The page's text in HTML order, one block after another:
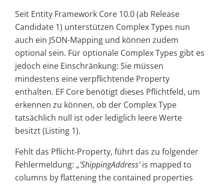
Seit Entity Framework Core 10.0 (ab Release
Candidate 1) unterstützen Complex Types nun
auch ein JSON-Mapping und können zudem
optional sein. Für optionale Complex Types gibt es
jedoch eine Einschränkung: Sie müssen
mindestens eine verpflichtende Property
enthalten. EF Core benötigt dieses Pflichtfeld, um
erkennen zu können, ob der Complex Type
tatsächlich null ist oder lediglich leere Werte
besitzt (Listing 1).
Fehlt das Pflicht-Property, führt das zu folgender
Fehlermeldung: „'ShippingAddress'is mapped to
columns by flattening the contained properties